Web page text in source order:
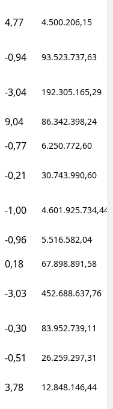
4,77 4.500.206,15
-0,94 93.523.737,63
-3,04 192.305.165,29
9,04 86.342.398,24
-0,77 6.250.772,60
-0,21 30.743.990,60
-1,00 4.601.925.734,44
-0,96 5.516.582,04
0,18 67.898.891,58
-3,03 452.688.637,76
-0,30 83.952.739,11
-0,51 26.259.297,31
3,78 12.848.146,44